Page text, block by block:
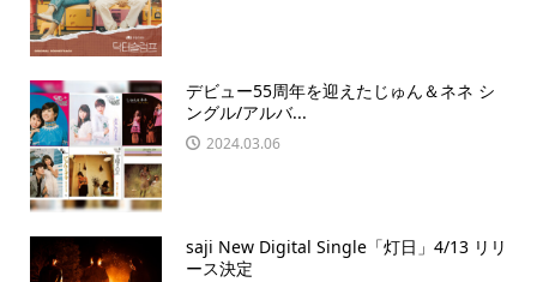
デビュー55周年を迎えたじゅん＆ネネ シ
ングル/アルバ...
2024.03.06
saji New Digital Single「灯日」4/13 リリ
ース決定